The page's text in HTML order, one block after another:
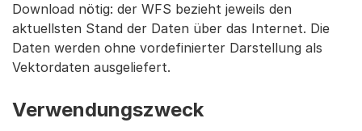
Download nötig: der WFS bezieht jeweils den
aktuellsten Stand der Daten über das Internet. Die
Daten werden ohne vordefinierter Darstellung als
Vektordaten ausgeliefert.
Verwendungszweck